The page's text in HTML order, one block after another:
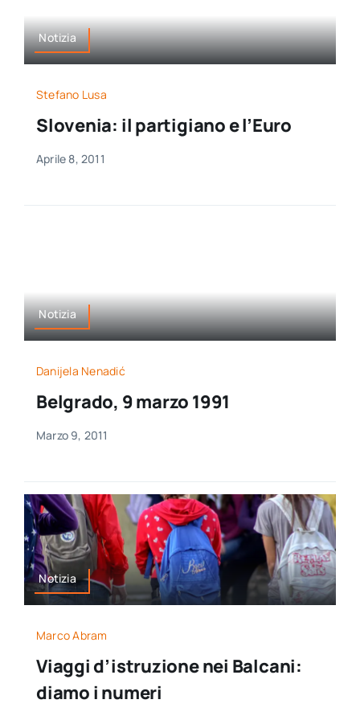
Notizia
Stefano Lusa
Slovenia: il partigiano e l’Euro
Aprile 8, 2011
Notizia
Danijela Nenadić
Belgrado, 9 marzo 1991
Marzo 9, 2011
Notizia
Marco Abram
Viaggi d’istruzione nei Balcani:
diamo i numeri